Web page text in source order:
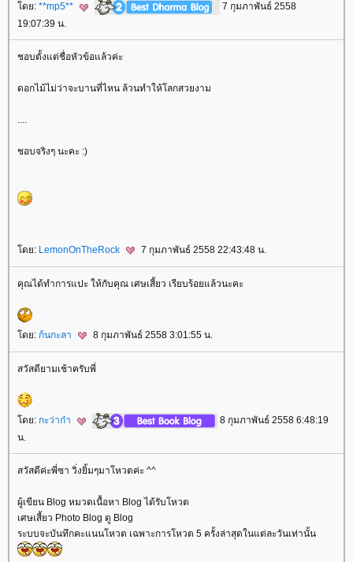
ดย: **mp5**
7 กุมภาพันธ์ 2558
19:07:39 น.
ชอบตั้งแต่ชื่อหัวข้อแล้วค่ะ
ดอกไม้ไม่ว่าจะบานที่ไหน ล้วนทำให้โลกสวยงาม
ชอบจริงๆ นะคะ :)
ดย: LemonOnTheRock 7 กุมภาพันธ์ 2558 22:43:48 น.
คุณได้ทำการแปะ ให้กับคุณ เศษเสี้ยว เรียบร้อยแล้วนะคะ
ดย: ก้นกะลา 8 กุมภาพันธ์ 2558 3:01:55 น.
สวัสดียามเช้าครับพี่
ดย: กะว่าก๋า
8 กุมภาพันธ์ 2558 6:48:19
น.
สวัสดีค่ะพี่ซา วิ่งยิ้มๆมาโหวตค่ะ ^^
ผู้เขียน Blog หมวดเนื้อหา Blog ได้รับโหวต
เศษเสี้ยว Photo Blog ดู Blog
ระบบจะบันทึกคะแนนโหวต เฉพาะการโหวต 5 ครั้งล่าสุดในแต่ละวันเท่านั้น